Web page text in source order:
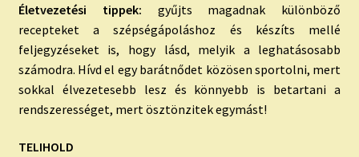
Életvezetési tippek: gyűjts magadnak különböző
recepteket a szépségápoláshoz és készíts mellé
feljegyzéseket is, hogy lásd, melyik a leghatásosabb
számodra. Hívd el egy barátnődet közösen sportolni, mert
sokkal élvezetesebb lesz és könnyebb is betartani a
rendszerességet, mert ösztönzitek egymást!
TELIHOLD